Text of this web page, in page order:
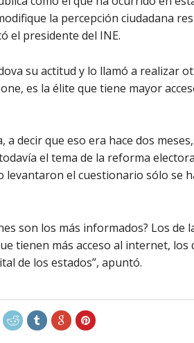
la percepción ciudadana
el presidente del INE.
su actitud y lo llamó a realizar
es la élite que tiene mayor
decir que eso era hace dos
el tema de la reforma
levantaron el cuestionario sólo se
son los más informados? Los de
tienen más acceso al internet, los
de los estados”, apuntó.